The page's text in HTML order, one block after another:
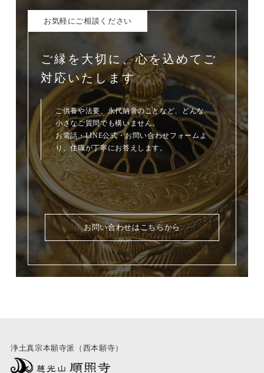
お気軽にご相談ください
ご縁を大切に、心を込めてご
対応いたします
ご供養や法要、永代納骨のことなど、どんな
小さなご質問でも構いません。
お電話・LINE公式・お問い合わせフォームよ
り、住職が丁寧にお答えします。
お問い合わせはこちらから
浄土真宗本願寺派（西本願寺）